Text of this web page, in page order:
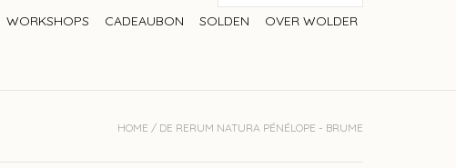
WORKSHOPS CADEAUBON SOLDEN OVER WOLDER
HOME / DE RERUM NATURA PÉNÉLOPE - BRUME